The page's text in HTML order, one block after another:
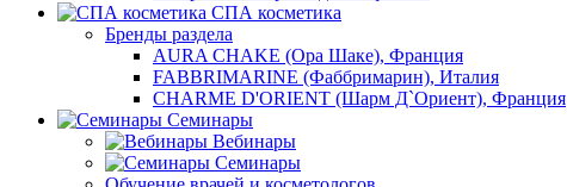
СПА косметика
Бренды раздела
AURA CHAKE (Ора Шаке), Франция
FABBRIMARINE (Фаббримарин), Италия
CHARME D'ORIENT (Шарм Д`Ориент), Франция
Семинары
Вебинары
Семинары